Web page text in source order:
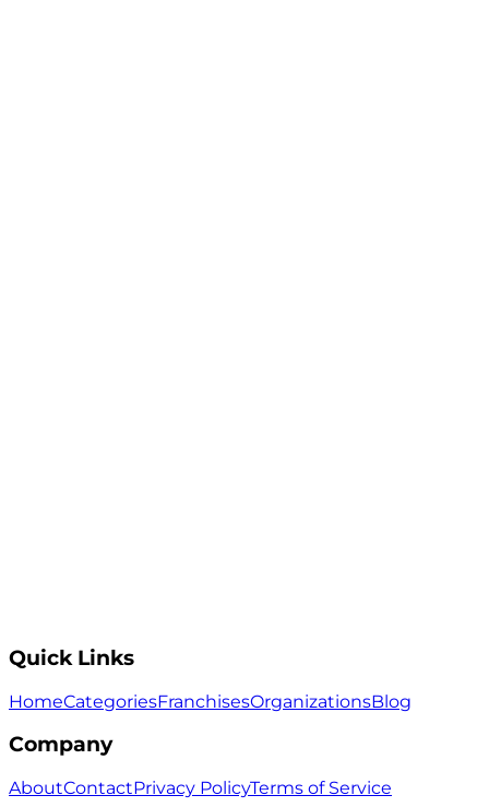
Quick Links
HomeCategoriesFranchisesOrganizationsBlog
Company
AboutContactPrivacy PolicyTerms of Service